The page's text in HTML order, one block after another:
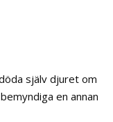
själv djuret om
en annan